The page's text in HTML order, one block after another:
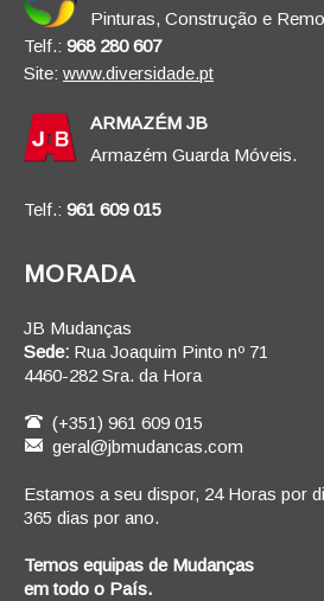
Pinturas, Construção e
Telf.: 968 280 607
Site: www.diversidade.pt
ARMAZÉM JB
Armazém Guarda Móveis.
Telf.: 961 609 015
MORADA
JB Mudanças
Sede: Rua Joaquim Pinto nº 71
4460-282 Sra. da Hora
(+351) 961 609 015
geral@jbmudancas.com
Estamos a seu dispor, 24 Horas por
365 dias por ano.
Temos equipas de Mudanças
em todo o País.